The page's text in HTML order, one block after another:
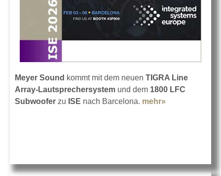
Meyer Sound kommt mit dem neuen TIGRA Line
Array-Lautsprechersystem und dem 1800 LFC
Subwoofer zu ISE nach Barcelona. mehr»